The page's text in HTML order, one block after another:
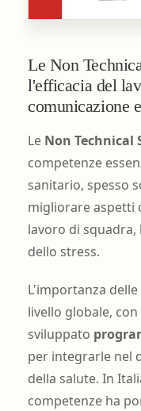
Le Non
l'efficacia del
comunicazione
Le Non Technical
competenze
sanitario, spesso
migliorare aspetti
lavoro di squadra,
dello stress.
L'importanza
livello globale,
sviluppato
per integrarle nel
della salute. In
competenze ha